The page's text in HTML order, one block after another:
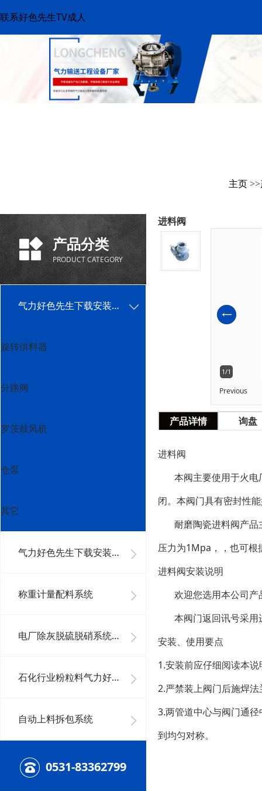
联系好色先生TV成人
主页>>
产品分类
PRODUCT CATEGORY
气力好色先生下载安装单机设备
旋转供料器
分路阀
罗茨鼓风机
仓泵
其它
气力好色先生下载安装系统工程
称重计量配料系统
电厂除灰脱硫脱硝系统及其它好色先生下载安装系统
石化行业粉粒料气力好色先生下载安装系统
自动上料拆包系统
0531-83362799
进料阀
1/1
Previous
产品详情 询盘
进料阀
本阀主要使用于火电
闭。本阀门具有密封性
耐磨陶瓷进料阀产品
压力为1Mpa，，也可根
进料阀安装说明
欢迎您选用本公司产
本阀门返回讯号采用
安装、使用要点
1.安装前应仔细阅读本
2.严禁装上阀门后施焊
3.两管道中心与阀门通
到均匀对称。